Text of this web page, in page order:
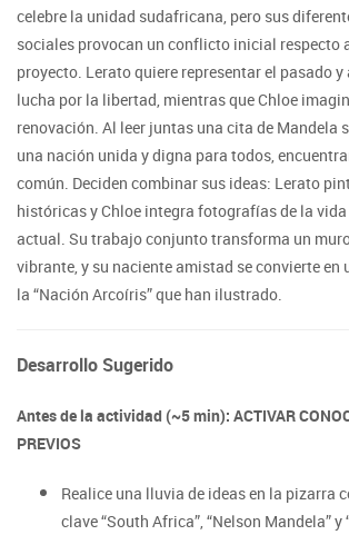
celebre la unidad sudafricana, pero sus
sociales provocan un conflicto inicial respecto
proyecto. Lerato quiere representar el pasado y
lucha por la libertad, mientras que Chloe
renovación. Al leer juntas una cita de Mandela
una nación unida y digna para todos,
común. Deciden combinar sus ideas: Lerato
históricas y Chloe integra fotografías de la
actual. Su trabajo conjunto transforma un
vibrante, y su naciente amistad se convierte en
la “Nación Arcoíris” que han ilustrado.
Desarrollo Sugerido
Antes de la actividad (~5 min): ACTIVAR
PREVIOS
Realice una lluvia de ideas en la pizarra
clave “South Africa”, “Nelson Mandela” y